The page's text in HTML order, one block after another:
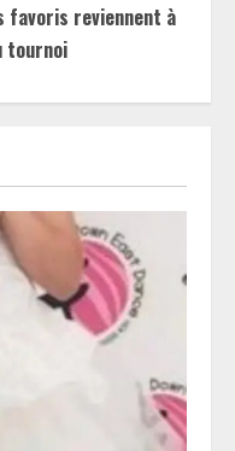
favoris reviennent à
tournoi